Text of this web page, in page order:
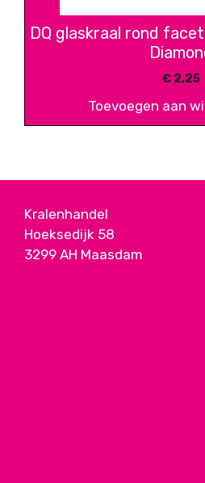
DQ glaskraal rond
€2,25
Toevoegen aan
Kralenhandel
Hoeksedijk 58
3299 AH Maasdam